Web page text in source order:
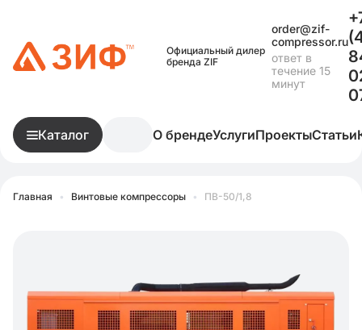
Официальный дилер
бренда ZIF
order@zif-
compressor.ru
ответ в
течение 15
минут
Каталог О брендеУслугиПроектыСтатьи
Главная • Винтовые компрессоры • ПВ-50/1,8